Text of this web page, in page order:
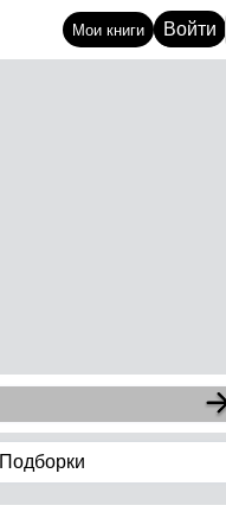
Мои книги Войти
Подборки